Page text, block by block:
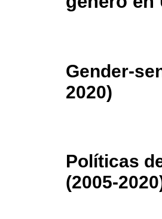
Gender-
2020)
Políticas
(2005-